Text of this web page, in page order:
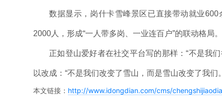
数据显示，岗什卡雪峰景区已直接带动就业
2000人，形成“一人带多岗、一业连百户”的联动格局
正如登山爱好者在社交平台写的那样：“不是我
以改成：“不是我们改变了雪山，而是雪山改变了我们
本文链接： http://www.idongdian.com/cms/